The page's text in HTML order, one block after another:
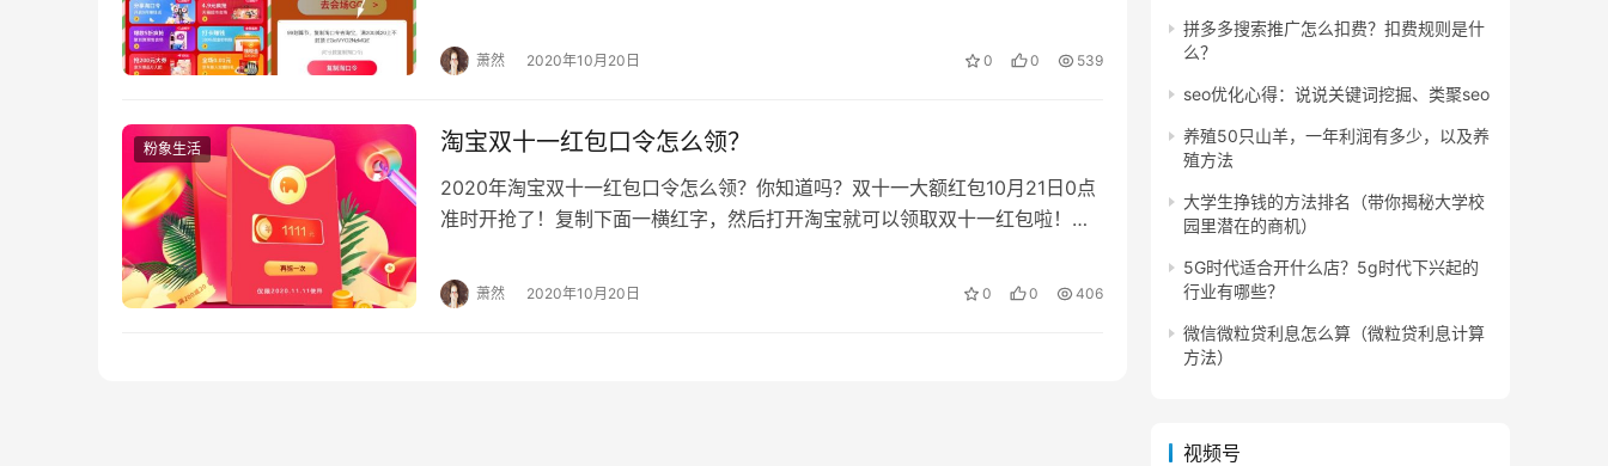
萧然 2020年10月20日 0 0 539
粉象生活 淘宝双十一红包口令怎么领？
2020年淘宝双十一红包口令怎么领？你知道吗？双十一大额红包10月21日0点
准时开抢了！复制下面一横红字，然后打开淘宝就可以领取双十一红包啦！！
萧然 2020年10月20日 0 0 406
拼多多搜索推广怎么扣费？扣费规则是什
么？
seo优化心得：说说关键词挖掘、类聚seo
养殖50只山羊，一年利润有多少，以及养
殖方法
大学生挣钱的方法排名（带你揭秘大学校
园里潜在的商机）
5G时代适合开什么店？5g时代下兴起的
行业有哪些？
微信微粒贷利息怎么算（微粒贷利息计算
方法）
视频号